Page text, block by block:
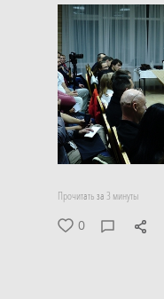
Прочитать за 3 минуты
0